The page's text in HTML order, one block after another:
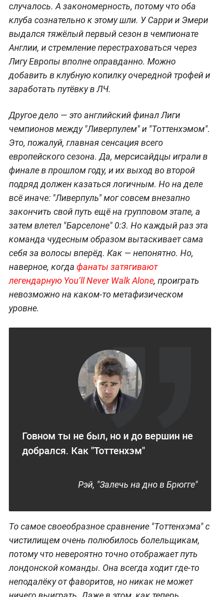
случалось. А закономерность, потому что оба
клуба сознательно к этому шли. У Сарри и Эмери
выдался тяжёлый первый сезон в чемпионате
Англии, и стремление перестраховаться через
Лигу Европы вполне оправданно. Можно
добавить в клубную копилку очередной трофей и
заработать путёвку в ЛЧ.
Другое дело — это английский финал Лиги
чемпионов между "Ливерпулем" и "Тоттенхэмом".
Это, пожалуй, главная сенсация всего
европейского сезона. Да, мерсисайдцы играли в
финале в прошлом году, и их выход во второй
подряд должен казаться логичным. Но на деле
всё иначе: "Ливерпуль" мог совсем внезапно
закончить свой путь ещё на групповом этапе, а
затем влетел "Барселоне" 0:3. Но каждый раз эта
команда чудесным образом вытаскивает сама
себя за волосы вперёд. Как — непонятно. Но,
наверное, когда фанаты затягивают
легендарную You’ll Never Walk Alone, проиграть
невозможно на каком-то метафизическом
уровне.
Говном ты не был, но и до вершин не
добрался. Как "Тоттенхэм"
Рэй, "Залечь на дно в Брюгге"
То самое своеобразное сравнение "Тоттенхэма" с
чистилищем очень полюбилось болельщикам,
потому что невероятно точно отображает путь
лондонской команды. Она всегда ходит где-то
неподалёку от фаворитов, но никак не может